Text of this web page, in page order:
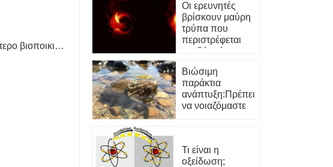
Σε σύγκριση με άλλες βιομήσεις γιατί ο ωκεανός Biome υποστηρίζει περισσότερο ή λιγότερο βιοποικιλότητα;
Οι ερευνητές
βρίσκουν μαύρη
τρύπα που
περιστρέφεται
σχεδόν τόσο
(νομίζουμε)
μπορούν να
περιστραφούν
Βιώσιμη
παράκτια
ανάπτυξη:Πρέπει
να νοιαζόμαστε
Τι είναι η
οξείδωση;